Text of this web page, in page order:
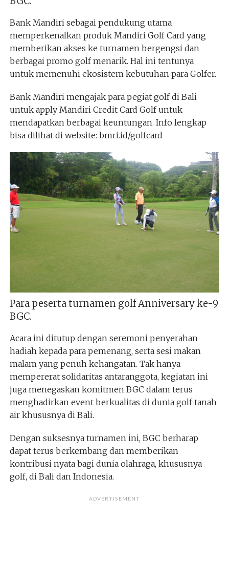
Bank Mandiri sebagai pendukung utama
memperkenalkan produk Mandiri Golf Card yang
memberikan akses ke turnamen bergengsi dan
berbagai promo golf menarik. Hal ini tentunya
untuk memenuhi ekosistem kebutuhan para Golfer.
Bank Mandiri mengajak para pegiat golf di Bali
untuk apply Mandiri Credit Card Golf untuk
mendapatkan berbagai keuntungan. Info lengkap
bisa dilihat di website: bmri.id/golfcard
Para peserta turnamen golf Anniversary ke-9
BGC.
Acara ini ditutup dengan seremoni penyerahan
hadiah kepada para pemenang, serta sesi makan
malam yang penuh kehangatan. Tak hanya
mempererat solidaritas antaranggota, kegiatan ini
juga menegaskan komitmen BGC dalam terus
menghadirkan event berkualitas di dunia golf tanah
air khususnya di Bali.
Dengan suksesnya turnamen ini, BGC berharap
dapat terus berkembang dan memberikan
kontribusi nyata bagi dunia olahraga, khususnya
golf, di Bali dan Indonesia.
ADVERTISEMENT